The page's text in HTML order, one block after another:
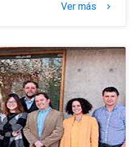
Ver más keyboard_arrow_right